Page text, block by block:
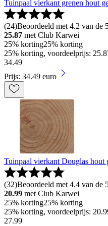
Tuinpaal vierkant grenen hout
(24)Beoordeeld met 4.2 van de
25.87 met Club Karwei
25% korting25% korting
25% korting, voordeelprijs:
34.49
Prijs: 34.49 euro
Tuinpaal vierkant Douglas hout
(32)Beoordeeld met 4.4 van de
20.99 met Club Karwei
25% korting25% korting
25% korting, voordeelprijs:
27.99